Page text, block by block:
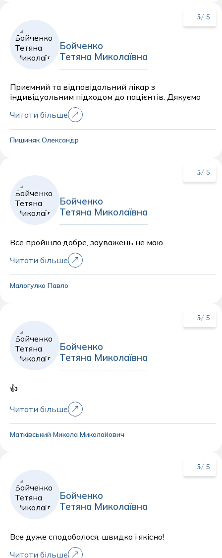
5/ 5
Бойченко
Тетяна Миколаївна
Приємний та відповідальний лікар з
індивідуальним підходом до пацієнтів. Дякуємо
Читати більше
Пишиняк Олександр
5/ 5
Бойченко
Тетяна Миколаївна
Все пройшло.добре, зауважень не маю.
Читати більше
Малогулко Павло
5/ 5
Бойченко
Тетяна Миколаївна
👍
Читати більше
Матківський Микола Миколайович
5/ 5
Бойченко
Тетяна Миколаївна
Все дуже сподобалося, швидко і якісно!
Читати більше